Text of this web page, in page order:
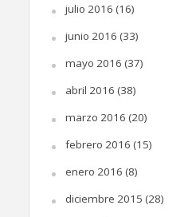
julio 2016 (16)
junio 2016 (33)
mayo 2016 (37)
abril 2016 (38)
marzo 2016 (20)
febrero 2016 (15)
enero 2016 (8)
diciembre 2015 (28)